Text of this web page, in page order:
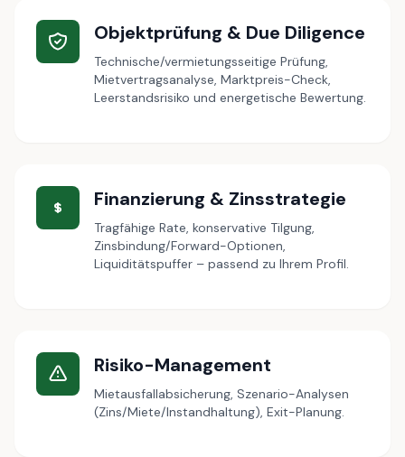
Objektprüfung & Due Diligence
Technische/vermietungsseitige Prüfung,
Mietvertragsanalyse, Marktpreis-Check,
Leerstandsrisiko und energetische Bewertung.
Finanzierung & Zinsstrategie
Tragfähige Rate, konservative Tilgung,
Zinsbindung/Forward-Optionen,
Liquiditätspuffer – passend zu Ihrem Profil.
Risiko-Management
Mietausfallabsicherung, Szenario-Analysen
(Zins/Miete/Instandhaltung), Exit-Planung.